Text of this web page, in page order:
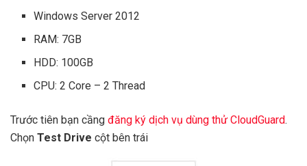
Windows Server 2012
RAM: 7GB
HDD: 100GB
CPU: 2 Core – 2 Thread
Trước tiên bạn cầng đăng ký dịch vụ dùng thử CloudGuard.
Chọn Test Drive cột bên trái